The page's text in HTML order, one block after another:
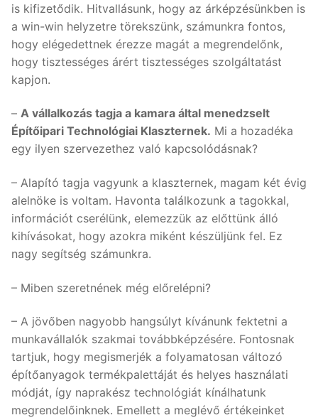
is kifizetődik. Hitvallásunk, hogy az árképzésünkben is
a win-win helyzetre törekszünk, számunkra fontos,
hogy elégedettnek érezze magát a megrendelőnk,
hogy tisztességes árért tisztességes szolgáltatást
kapjon.
– A vállalkozás tagja a kamara által menedzselt
Építőipari Technológiai Klaszternek. Mi a hozadéka
egy ilyen szervezethez való kapcsolódásnak?
– Alapító tagja vagyunk a klaszternek, magam két évig
alelnöke is voltam. Havonta találkozunk a tagokkal,
információt cserélünk, elemezzük az előttünk álló
kihívásokat, hogy azokra miként készüljünk fel. Ez
nagy segítség számunkra.
– Miben szeretnének még előrelépni?
– A jövőben nagyobb hangsúlyt kívánunk fektetni a
munkavállalók szakmai továbbképzésére. Fontosnak
tartjuk, hogy megismerjék a folyamatosan változó
építőanyagok termékpalettáját és helyes használati
módját, így naprakész technológiát kínálhatunk
megrendelőinknek. Emellett a meglévő értékeinket